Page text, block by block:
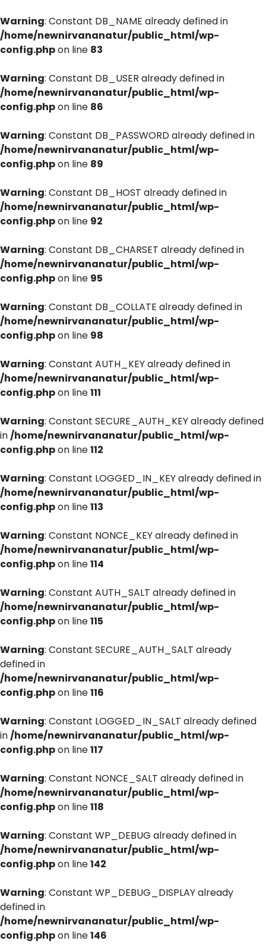
Warning: Constant DB_NAME already defined in
/home/newnirvananatur/public_html/wp-
config.phpon line 83
Warning: Constant DB_USER already defined in
/home/newnirvananatur/public_html/wp-
config.phpon line 86
Warning: Constant DB_PASSWORD already defined in
/home/newnirvananatur/public_html/wp-
config.phpon line 89
Warning: Constant DB_HOST already defined in
/home/newnirvananatur/public_html/wp-
config.phpon line 92
Warning: Constant DB_CHARSET already defined in
/home/newnirvananatur/public_html/wp-
config.phpon line 95
Warning: Constant DB_COLLATE already defined in
/home/newnirvananatur/public_html/wp-
config.phpon line 98
Warning: Constant AUTH_KEY already defined in
/home/newnirvananatur/public_html/wp-
config.phpon line111
Warning: Constant SECURE_AUTH_KEY already defined
in/home/newnirvananatur/public_html/wp-
config.phpon line112
Warning: Constant LOGGED_IN_KEY already defined in
/home/newnirvananatur/public_html/wp-
config.phpon line113
Warning: Constant NONCE_KEY already defined in
/home/newnirvananatur/public_html/wp-
config.phpon line114
Warning: Constant AUTH_SALT already defined in
/home/newnirvananatur/public_html/wp-
config.phpon line115
Warning: Constant SECURE_AUTH_SALT already
defined in
/home/newnirvananatur/public_html/wp-
config.phpon line116
Warning: Constant LOGGED_IN_SALT already defined
in/home/newnirvananatur/public_html/wp-
config.phpon line117
Warning: Constant NONCE_SALT already defined in
/home/newnirvananatur/public_html/wp-
config.phpon line118
Warning: Constant WP_DEBUG already defined in
/home/newnirvananatur/public_html/wp-
config.phpon line142
Warning: Constant WP_DEBUG_DISPLAY already
defined in
/home/newnirvananatur/public_html/wp-
config.phpon line146